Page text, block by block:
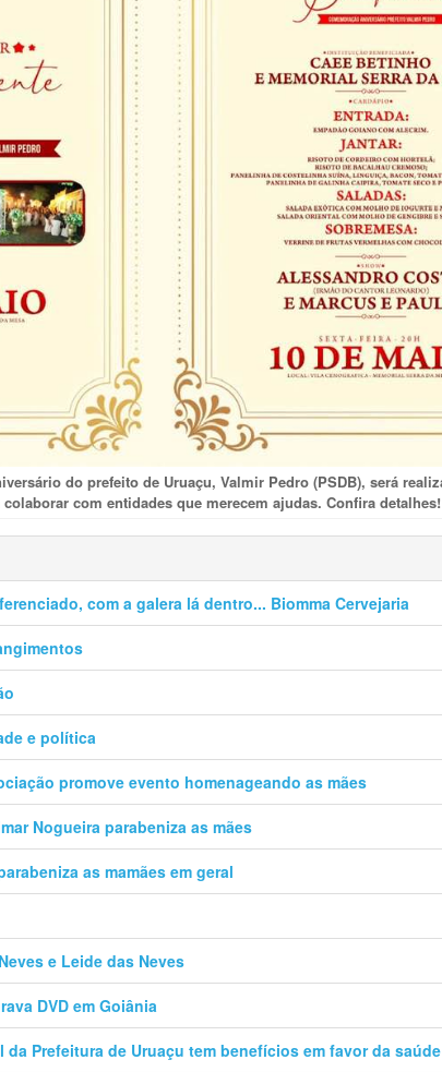
do prefeito de Uruaçu, Valmir Pedro (PSDB), será
com entidades que merecem ajudas. Confira detalhes!
com a galera lá dentro... Biomma Cervejaria
e política
promove evento homenageando as mães
Nogueira parabeniza as mães
as mamães em geral
e Leide das Neves
DVD em Goiânia
da Prefeitura de Uruaçu tem benefícios em favor da saúde